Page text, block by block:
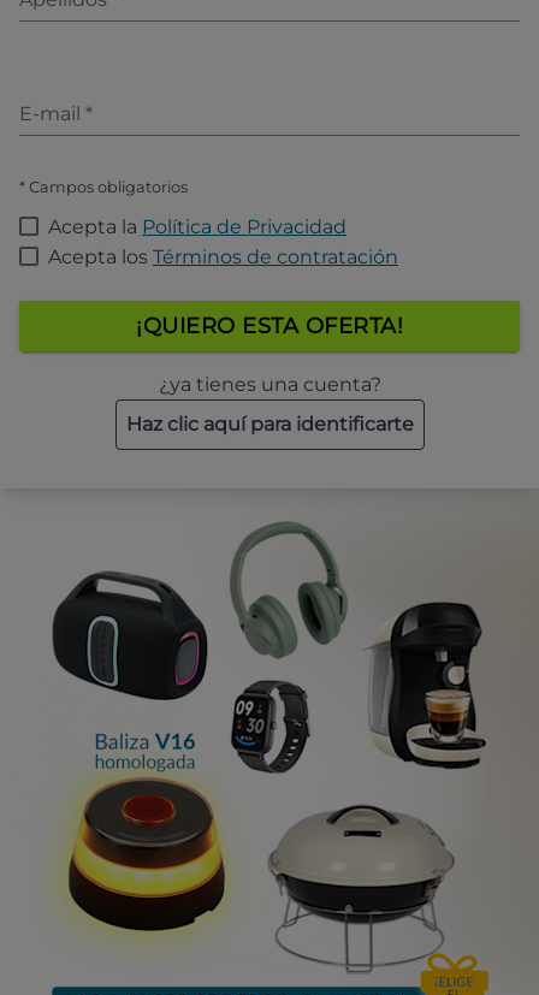
E-mail *
* Campos obligatorios
Acepta la Política de Privacidad
Acepta los Términos de contratación
¡QUIERO ESTA OFERTA!
¿ya tienes una cuenta?
Haz clic aquí para identificarte